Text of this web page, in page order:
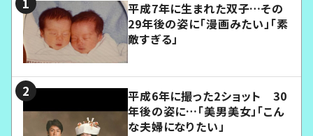
平成7年に生まれた双子…その
29年後の姿に「漫画みたい」「素
敵すぎる」
平成6年に撮った2ショット 30
年後の姿に…「美男美女」「こん
な夫婦になりたい」